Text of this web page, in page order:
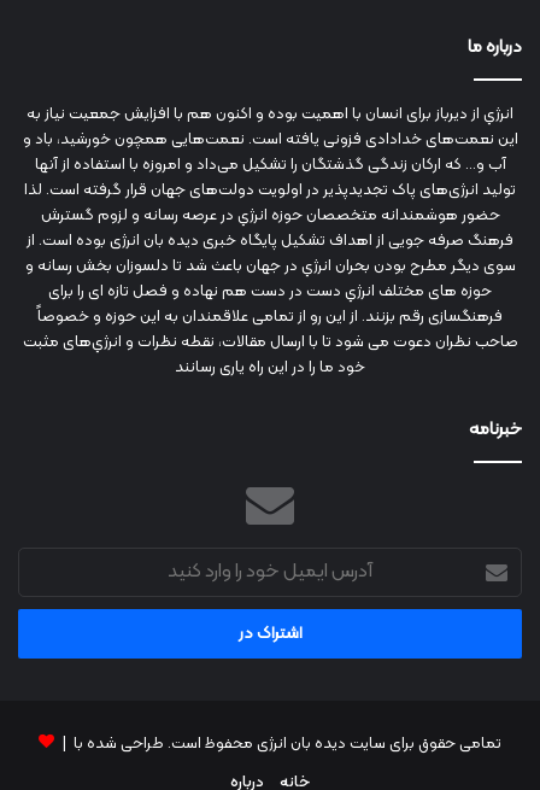
درباره ما
انرژي‌ از دیرباز برای انسان با اهمیت بوده و اکنون هم با افزایش جمعیت نیاز به
این نعمت‌های خدادادی فزونی یافته است. نعمت‌هایی همچون خورشید، باد و
آب و... که ارکان زندگی گذشتگان را تشکیل می‌داد و امروزه با استفاده از آنها
تولید انرژی‌های پاک تجدیدپذیر در اولویت دولت‌های جهان قرار گرفته است. لذا
حضور هوشمندانه متخصصان حوزه انرژي در عرصه رسانه و لزوم گسترش
فرهنگ صرفه جویی از اهداف تشکیل پایگاه خبری دیده بان انرژی بوده است. از
سوی دیگر مطرح بودن بحران انرژي در جهان باعث شد تا دلسوزان بخش رسانه و
حوزه های مختلف انرژي دست در دست هم نهاده و فصل تازه ای را برای
فرهنگسازی رقم بزنند. از این رو از تمامی علاقمندان به این حوزه و خصوصاً
صاحب نظران دعوت می شود تا با ارسال مقالات، نقطه نظرات و انرژي‌های مثبت
خود ما را در این راه یاری رسانند
خبرنامه
آدرس
ایمیل
خود
وارد
تمامی حقوق برای سایت دیده بان انرژی محفوظ است. طراحی شده با |
خانه
درباره